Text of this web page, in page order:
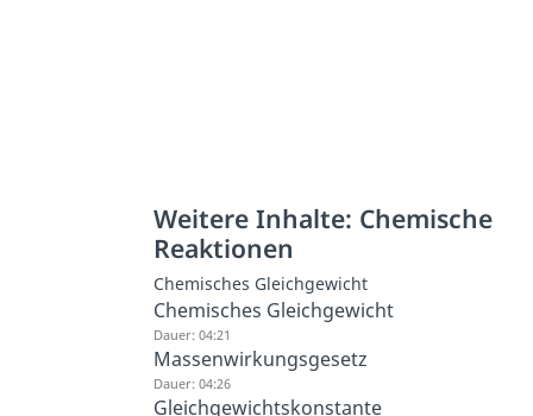
Weitere Inhalte: Chemische
Reaktionen
Chemisches Gleichgewicht
Chemisches Gleichgewicht
Dauer: 04:21
Massenwirkungsgesetz
Dauer: 04:26
Gleichgewichtskonstante